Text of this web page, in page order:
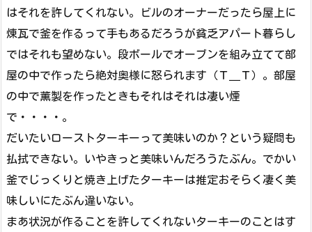
はそれを許してくれない。ビルのオーナーだったら屋上に
煉瓦で釜を作るって手もあるだろうが貧乏アパート暮らし
ではそれも望めない。段ボールでオーブンを組み立てて部
屋の中で作ったら絶対奥様に怒られます（Ｔ＿Ｔ）。部屋
の中で薫製を作ったときもそれはそれは凄い煙
で・・・・。
だいたいローストターキーって美味いのか？という疑問も
払拭できない。いやきっと美味いんだろうたぶん。でかい
釜でじっくりと焼き上げたターキーは推定おそらく凄く美
味しいにたぶん違いない。
まあ状況が作ることを許してくれないターキーのことはす